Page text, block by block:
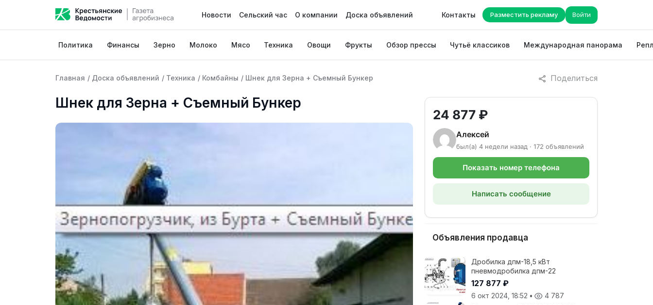
Новости Сельский час О компании Доска объявлений Контакты Разместить рекламу Войти
Политика Финансы Зерно Молоко Мясо Техника Овощи Фрукты Обзор прессы Чутьё классиков Международная панорама
Поделиться
Главная / Доска объявлений / Техника / Комбайны / Шнек для Зерна + Съемный Бункер
Шнек для Зерна + Съемный Бункер
24 877 ₽
Алексей
был(а) 4 недели назад · 172 объявлений
Показать номер телефона
Написать сообщение
Объявления продавца
Дробилка дпм-18,5 кВт
пневмодробилка дпм-22
127 877 ₽
6 окт 2024, 18:52 •
4 787